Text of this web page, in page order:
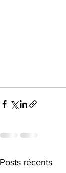
Posts récents